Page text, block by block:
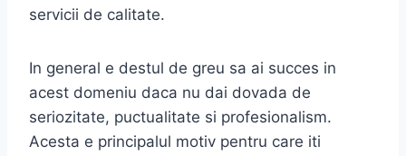
servicii de calitate.
In general e destul de greu sa ai succes in
acest domeniu daca nu dai dovada de
seriozitate, puctualitate si profesionalism.
Acesta e principalul motiv pentru care iti